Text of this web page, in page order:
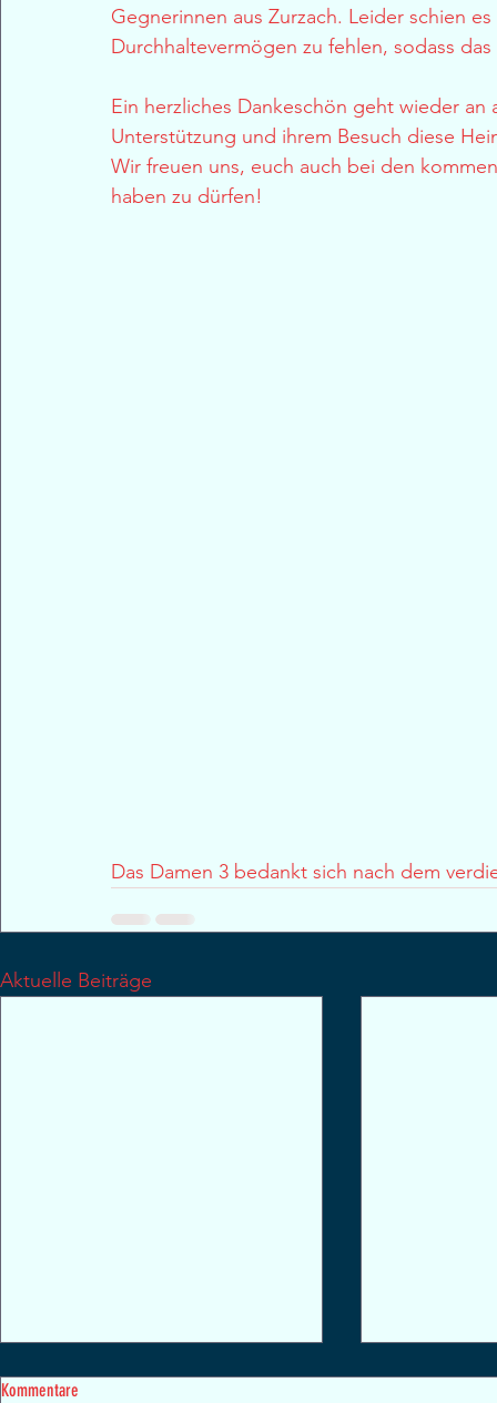
Gegnerinnen aus Zurzach. Leider schien
Durchhaltevermögen zu fehlen, sodass
Ein herzliches Dankeschön geht wieder
Unterstützung und ihrem Besuch diese
Wir freuen uns, euch auch bei den
haben zu dürfen!
Das Damen 3 bedankt sich nach dem
Aktuelle Beiträge
Kommentare